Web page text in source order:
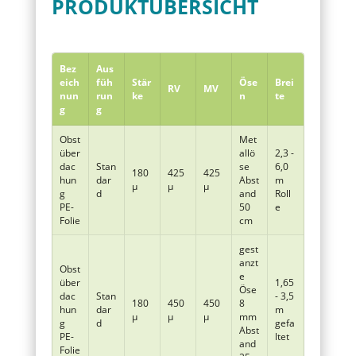
PRODUKTÜBERSICHT
Bez
eich
nun
g
Aus
füh
run
g
Stär
ke
RV MV
Öse
n
Brei
te
Obst
über
dac
hun
g
PE-
Folie
Stan
dar
d
180
µ
425
µ
425
µ
Met
allö
se
Abst
and
50
cm
2,3 -
6,0
m
Roll
e
Obst
über
dac
hun
g
PE-
Folie
Stan
dar
d
180
µ
450
µ
450
µ
gest
anzt
e
Öse
8
mm
Abst
and
1,65
- 3,5
m
gefa
ltet